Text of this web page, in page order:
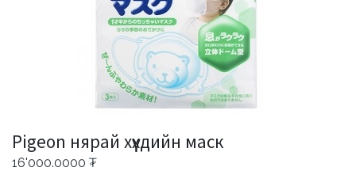
Pigeon нярай хүүхдийн маск
16'000.0000 ₮